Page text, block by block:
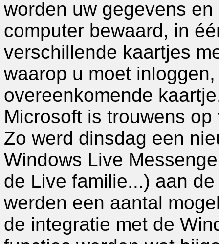
worden uw gegevens
computer bewaard, in
verschillende kaartjes
waarop u moet
overeenkomende
Microsoft is trouwens
Zo werd dinsdag een
Windows Live
de Live familie...) aan
werden een aantal
de integratie met de